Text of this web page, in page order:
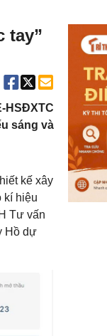
tay”
HSĐXTC
sáng và
kế xây
kí hiệu
Tư vấn
Hồ dự